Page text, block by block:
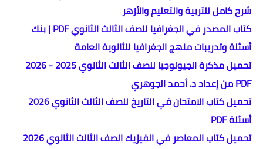
شرح كامل للتربية والتعليم والأزهر
كتاب المصدر في الجغرافيا للصف الثالث الثانوي PDF | بنك
أسئلة وتدريبات منهج الجغرافيا للثانوية العامة
تحميل مذكرة الجيولوجيا للصف الثالث الثانوي 2025 - 2026
PDF من إعداد د. أحمد الجوهري
تحميل كتاب الامتحان في التاريخ للصف الثالث الثانوي 2026
أسئلة PDF
تحميل كتاب المعاصر في الفيزيك الصف الثالث الثانوي 2026